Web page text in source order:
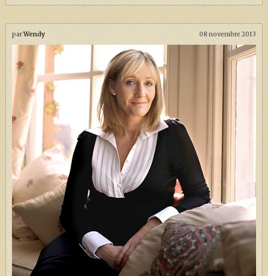
parWendy 08 novembre 2013